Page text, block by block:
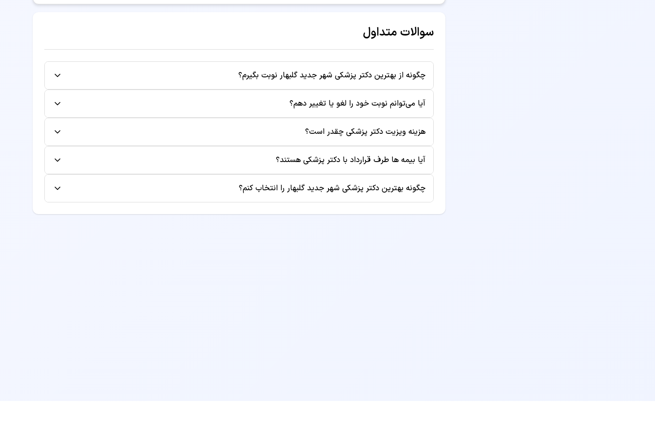
سوالات متداول
چگونه از بهترین دکتر پزشکی شهر جدید گلبهار نوبت بگیرم؟
زمان‌های خالی، ساعت مناسب را انتخاب کنید. سپس اطلاعات خود را وارد کرده و نوبت را تایید نمایید. شماره نوبت
آیا می‌توانم نوبت خود را لغو یا تغییر دهم؟
موقع نوبت باعث می‌شود بیماران دیگر نیز بتوانند از آن زمان استفاده کنند.
هزینه ویزیت دکتر پزشکی چقدر است؟
بوده و ممکن است هزینه‌های جانبی مانند آزمایش یا رادیولوژی جداگانه محاسبه شود.
آیا بیمه ها طرف قرارداد با دکتر پزشکی هستند؟
پروفایل دکتر مراجعه کنید یا قبل از رزرو نوبت با مطب تماس بگیرید.
چگونه بهترین دکتر پزشکی شهر جدید گلبهار را انتخاب کنم؟